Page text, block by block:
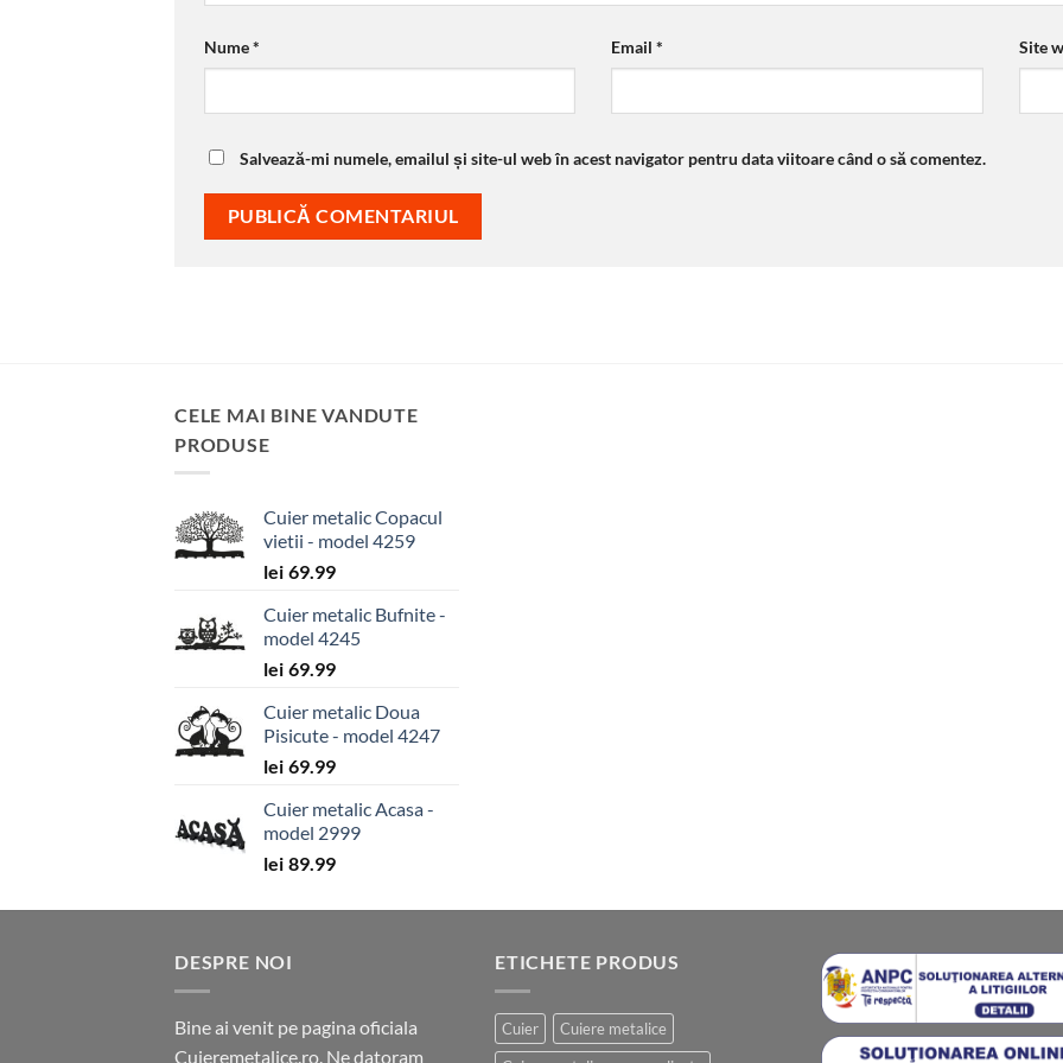
Nume* Email* Site
Salvează-mi numele, emailul și site-ul web în acest navigator pentru data viitoare când o să comentez.
CELE MAI BINE VANDUTE
PRODUSE
Cuier metalic Copacul
vietii - model 4259
lei 69.99
Cuier metalic Bufnite -
model 4245
lei 69.99
Cuier metalic Doua
Pisicute - model 4247
lei 69.99
Cuier metalic Acasa -
model 2999
lei 89.99
DESPRE NOI
Bine ai venit pe pagina oficiala
Cuieremetalice.ro. Ne datoram
ETICHETE PRODUS
Cuier
Cuiere metalice